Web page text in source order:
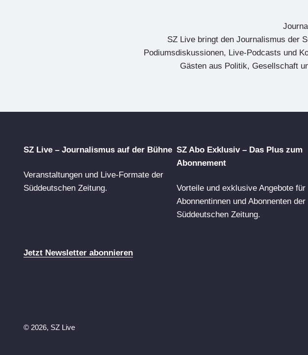
SZ Live bringt den Journalismus der
Podiumsdiskussionen, Live-Podcasts und
Gästen aus Politik, Gesellschaft
SZ Live – Journalismus auf der Bühne
Veranstaltungen und Live-Formate der
Süddeutschen Zeitung.
Jetzt Newsletter abonnieren
SZ Abo Exklusiv – Das Plus zum
Abonnement
Vorteile und exklusive Angebote für
Abonnentinnen und Abonnenten der
Süddeutschen Zeitung.
© 2026, SZ Live